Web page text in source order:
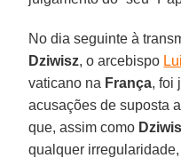
No dia seguinte à
Dziwisz, o arcebispo
vaticano na França, foi
acusações de suposta
que, assim como
qualquer